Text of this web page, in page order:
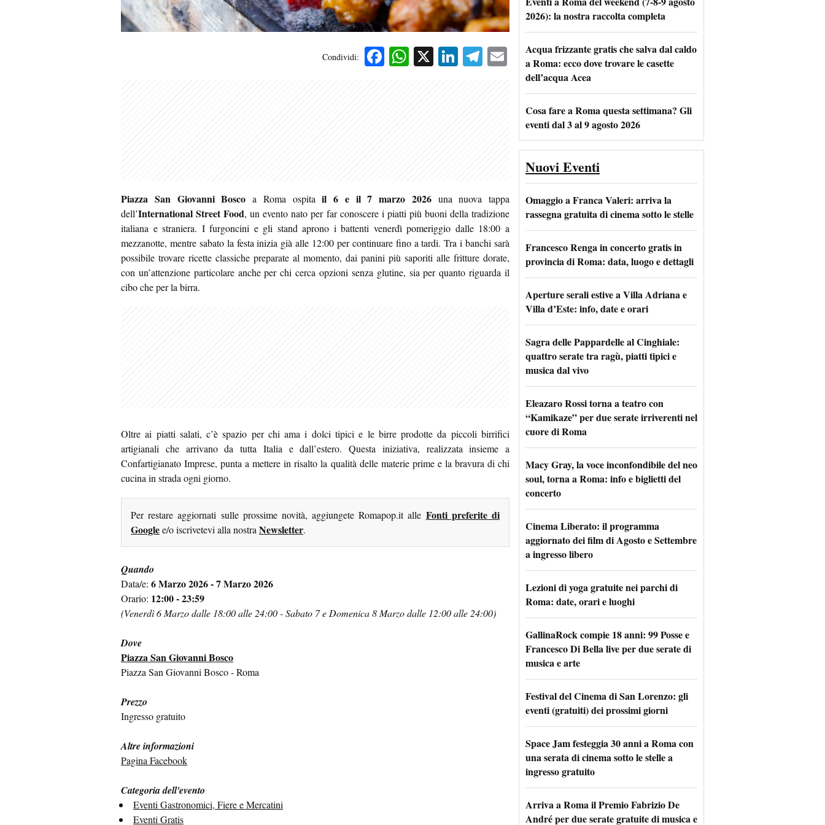
Condividi: Facebook
WhatsApp
X LinkedIn
Telegram
Email
Piazza San Giovanni Bosco a Roma ospitail 6 e il 7 marzo 2026una nuova tappa
dell’International Street Food, un evento nato per far conoscere i piatti più buoni della tradizione
italiana e straniera. I furgoncini e gli stand aprono i battenti venerdì pomeriggio dalle 18:00 a
mezzanotte, mentre sabato la festa inizia già alle 12:00 per continuare fino a tardi. Tra i banchi sarà
possibile trovare ricette classiche preparate al momento, dai panini più saporiti alle fritture dorate,
con un’attenzione particolare anche per chi cerca opzioni senza glutine, sia per quanto riguarda il
cibo che per la birra.
Oltre ai piatti salati, c’è spazio per chi ama i dolci tipici e le birre prodotte da piccoli birrifici
artigianali che arrivano da tutta Italia e dall’estero. Questa iniziativa, realizzata insieme a
Confartigianato Imprese, punta a mettere in risalto la qualità delle materie prime e la bravura di chi
cucina in strada ogni giorno.
Per restare aggiornati sulle prossime novità, aggiungete Romapop.it alle Fonti preferite di
Googlee/o iscrivetevi alla nostraNewsletter.
Quando
Data/e: 6 Marzo 2026 - 7 Marzo 2026
Orario: 12:00 - 23:59
(Venerdì 6 Marzo dalle 18:00 alle 24:00 - Sabato 7 e Domenica 8 Marzo dalle 12:00 alle 24:00)
Dove
Piazza San Giovanni Bosco
Piazza San Giovanni Bosco - Roma
Prezzo
Ingresso gratuito
Altre informazioni
Pagina Facebook
Categoria dell'evento
Eventi Gastronomici, Fiere e Mercatini
Eventi Gratis
2026): la nostra raccolta completa
Acqua frizzante gratis che salva dal caldo
a Roma: ecco dove trovare le casette
dell’acqua Acea
Cosa fare a Roma questa settimana? Gli
eventi dal 3 al 9 agosto 2026
Nuovi Eventi
Omaggio a Franca Valeri: arriva la
rassegna gratuita di cinema sotto le stelle
Francesco Renga in concerto gratis in
provincia di Roma: data, luogo e dettagli
Aperture serali estive a Villa Adriana e
Villa d’Este: info, date e orari
Sagra delle Pappardelle al Cinghiale:
quattro serate tra ragù, piatti tipici e
musica dal vivo
Eleazaro Rossi torna a teatro con
“Kamikaze” per due serate irriverenti nel
cuore di Roma
Macy Gray, la voce inconfondibile del neo
soul, torna a Roma: info e biglietti del
concerto
Cinema Liberato: il programma
aggiornato dei film di Agosto e Settembre
a ingresso libero
Lezioni di yoga gratuite nei parchi di
Roma: date, orari e luoghi
GallinaRock compie 18 anni: 99 Posse e
Francesco Di Bella live per due serate di
musica e arte
Festival del Cinema di San Lorenzo: gli
eventi (gratuiti) dei prossimi giorni
Space Jam festeggia 30 anni a Roma con
una serata di cinema sotto le stelle a
ingresso gratuito
Arriva a Roma il Premio Fabrizio De
André per due serate gratuite di musica e